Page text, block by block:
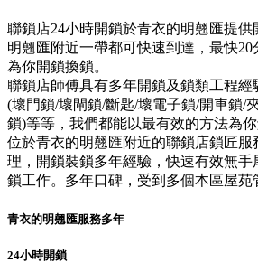
聯鎖店24小時開鎖於青衣的明翹匯提
明翹匯附近一帶都可快速到達，最快
為你開鎖換鎖。
聯鎖店師傅具有多年開鎖及鎖類工程經
(壞門鎖/壞閘鎖/斷匙/壞電子鎖/開車鎖/
鎖)等等，我們都能以最有效的方法為
位於青衣的明翹匯附近的聯鎖店鎖匠服
理，開鎖裝鎖多年經驗，快速有效無手
鎖工作。多年口碑，受到多個本區屋苑
青衣的明翹匯服務多年
24小時開鎖